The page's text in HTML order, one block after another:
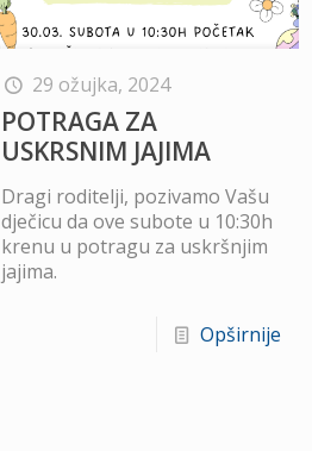
29 ožujka, 2024
POTRAGA ZA
USKRSNIM JAJIMA
Dragi roditelji, pozivamo Vašu
dječicu da ove subote u 10:30h
krenu u potragu za uskršnjim
jajima.
Opširnije